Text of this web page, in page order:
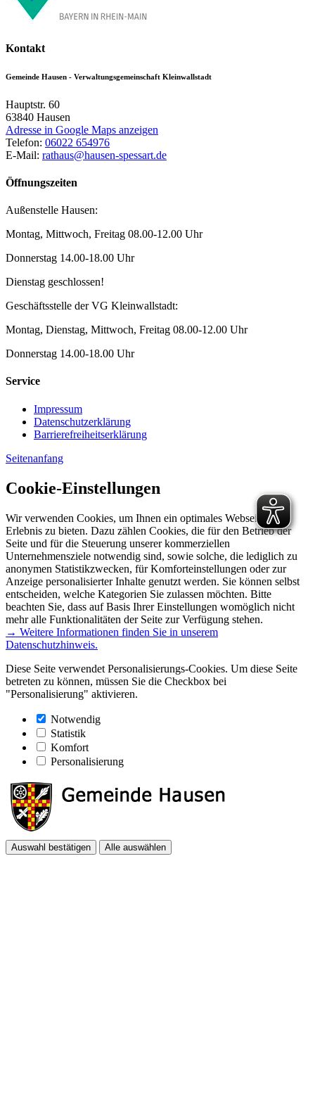
Kontakt
Gemeinde Hausen - Verwaltungsgemeinschaft Kleinwallstadt
Hauptstr. 60
63840 Hausen
Adresse in Google Maps anzeigen
Telefon: 06022 654976
E-Mail: rathaus@hausen-spessart.de
Öffnungszeiten
Außenstelle Hausen:
Montag, Mittwoch, Freitag 08.00-12.00 Uhr
Donnerstag 14.00-18.00 Uhr
Dienstag geschlossen!
Geschäftsstelle der VG Kleinwallstadt:
Montag, Dienstag, Mittwoch, Freitag 08.00-12.00 Uhr
Donnerstag 14.00-18.00 Uhr
Service
Impressum
Datenschutzerklärung
Barrierefreiheitserklärung
Seitenanfang
Cookie-Einstellungen
Wir verwenden Cookies, um Ihnen ein optimales Webseiten-
Erlebnis zu bieten. Dazu zählen Cookies, die für den Betrieb der
Seite und für die Steuerung unserer kommerziellen
Unternehmensziele notwendig sind, sowie solche, die lediglich zu
anonymen Statistikzwecken, für Komforteinstellungen oder zur
Anzeige personalisierter Inhalte genutzt werden. Sie können selbst
entscheiden, welche Kategorien Sie zulassen möchten. Bitte
beachten Sie, dass auf Basis Ihrer Einstellungen womöglich nicht
mehr alle Funktionalitäten der Seite zur Verfügung stehen.
→ Weitere Informationen finden Sie in unserem
Datenschutzhinweis.
Diese Seite verwendet Personalisierungs-Cookies. Um diese Seite
betreten zu können, müssen Sie die Checkbox bei
"Personalisierung" aktivieren.
Notwendig
Statistik
Komfort
Personalisierung
Auswahl bestätigen Alle auswählen